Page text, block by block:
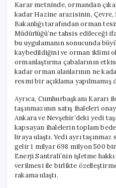
Karar metninde, ormandan
kadar Hazine arazisinin,
Bakanlığı tarafından orman
Müdürlüğü’ne tahsis edileceği
bu uygulamanın sonucunda
kaybedildiğini ve orman iklimi
ormanlaştırma çabalarının
kadar orman alanlarının ne
resmi bir açıklama yapılmamış
Ayrıca, Cumhurbaşkanı Kararı
taşınmazının satış ihaleleri
Ankara ve Nevşehir’deki yedi
kapsayan ihalelerin toplam
liraya ulaştı. Yedi ayrı
gelir 1 milyar 698 milyon 500
Enerji Santrali’nin işletme
verilmesi ile birlikte
rakama ulaştı.